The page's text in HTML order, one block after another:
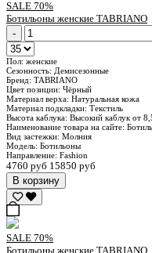
SALE 70%
Ботильоны женские TABRIANO
-
Пол: женские
Сезонность: Демисезонные
Бренд: TABRIANO
Цвет позиции: Чёрный
Материал верха: Натуральная кожа
Материал подкладки: Текстиль
Высота каблука: Высокий каблук от
Наименование товара на сайте:
Вид застежки: Молния
Модель: Ботильоны
Направление: Fashion
4760 руб 15850 руб
В корзину
SALE 70%
Ботильоны женские TABRIANO